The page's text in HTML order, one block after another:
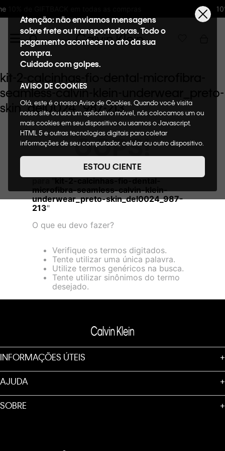
as compras 10%OFF na primeira compra :
Atenção: não enviamos mensagens
sobre frete ou transportadoras. Todo o
pagamento acontece no ato da sua
compra.
Cuidado com golpes.
AVISO DE COOKIES
Olá, este é o nosso Aviso de Cookies. Quando você visita
nosso site ou usa um aplicativo móvel, nós colocamos um ou
mais cookies em seu dispositivo ou usamos o Javascript,
HTML 5 e outras tecnologias digitais para coletar
informações de seu computador, celular ou outro dispositivo.
de cookies, informaremos quais cookies usaremos e quais
suas funções. A forma como processamos os dados
nosso Aviso de Privacidade. Quando você visita nosso site,
consideraremos isso como sua solicitação específica para
fornecer a você toda a funcionalidade do site, incluindo,
entre outros, a capacidade de comprar um item em nossa
ESTOU CIENTE
kit-2-calcinhas-fio-dental-microfibra-
seamless-calvin-klein-underwear_preto-
skin_del0024_987-213
OOPS!
Não encontramos nenhum resultado
microfibra-seamless-calvin-klein-
underwear_preto-skin_del0024_987-
213"
O que eu devo fazer?
Verifique os termos digitados.
Tente utilizar uma única palavra.
Utilize termos genéricos na busca.
Tente utilizar sinônimos do termo
desejado.
INFORMAÇÕES ÚTEIS +
AJUDA +
SOBRE +